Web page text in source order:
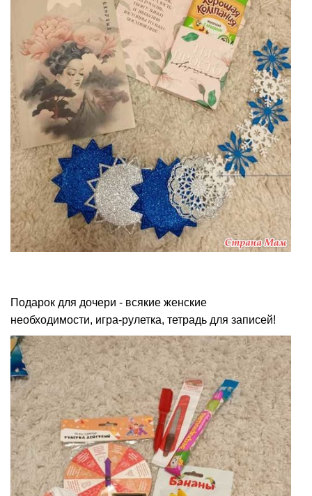
Подарок для дочери - всякие женские
необходимости, игра-рулетка, тетрадь для записей!